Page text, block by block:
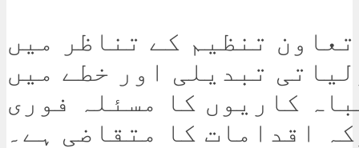
تنظیم کے تناظر میں
تبدیلی اور خطے میں
کاریوں کا مسئلہ فوری
اقدامات کا متقاضی ہے۔